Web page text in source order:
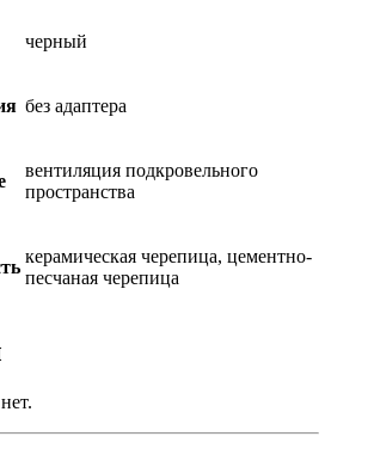
черный
без адаптера
вентиляция подкровельного
пространства
керамическая черепица, цементно-
песчаная черепица